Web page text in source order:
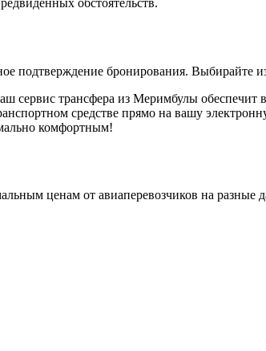
подтверждение бронирования. Выбирайте
сервис трансфера из Меримбулы обеспечит
средстве прямо на вашу
комфортным!
ценам от авиаперевозчиков на разные